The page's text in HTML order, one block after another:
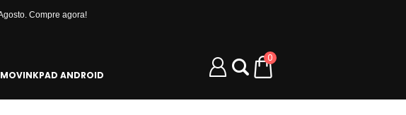
Compre agora!
MOVINKPAD ANDROID
0